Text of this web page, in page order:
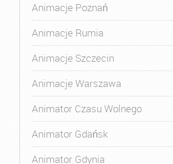
Animacje Poznań
Animacje Rumia
Animacje Szczecin
Animacje Warszawa
Animator Czasu Wolnego
Animator Gdańsk
Animator Gdynia